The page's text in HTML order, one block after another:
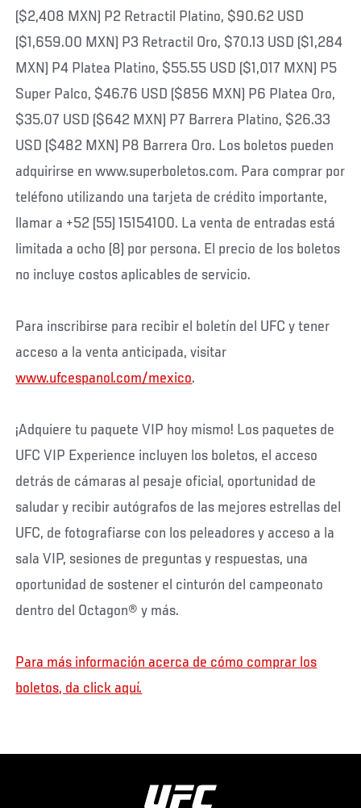
($2,408 MXN) P2 Retractil Platino, $90.62 USD
($1,659.00 MXN) P3 Retractil Oro, $70.13 USD ($1,284
MXN) P4 Platea Platino, $55.55 USD ($1,017 MXN) P5
Super Palco, $46.76 USD ($856 MXN) P6 Platea Oro,
$35.07 USD ($642 MXN) P7 Barrera Platino, $26.33
USD ($482 MXN) P8 Barrera Oro. Los boletos pueden
adquirirse en www.superboletos.com. Para comprar por
teléfono utilizando una tarjeta de crédito importante,
llamar a +52 (55) 15154100. La venta de entradas está
limitada a ocho (8) por persona. El precio de los boletos
no incluye costos aplicables de servicio.
Para inscribirse para recibir el boletín del UFC y tener
acceso a la venta anticipada, visitar
www.ufcespanol.com/mexico.
¡Adquiere tu paquete VIP hoy mismo! Los paquetes de
UFC VIP Experience incluyen los boletos, el acceso
detrás de cámaras al pesaje oficial, oportunidad de
saludar y recibir autógrafos de las mejores estrellas del
UFC, de fotografiarse con los peleadores y acceso a la
sala VIP, sesiones de preguntas y respuestas, una
oportunidad de sostener el cinturón del campeonato
dentro del Octagon® y más.
Para más información acerca de cómo comprar los
boletos, da click aquí.